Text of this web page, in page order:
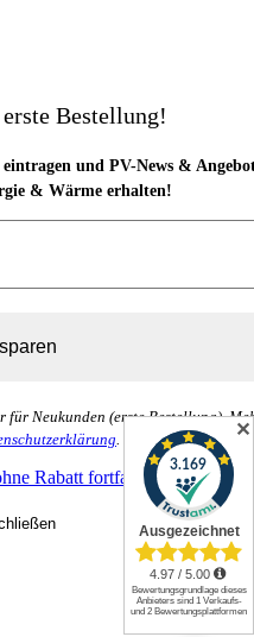
Bestellung!
und PV-News &
& Wärme erhalten!
für Neukunden (erste Bestellung).
Rabatt fortfahren
✕